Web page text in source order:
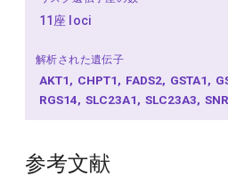
11座 loci
解析された遺伝子
AKT1 CHPT1 FADS2 GSTA1
RGS14 SLC23A1 SLC23A3
参考文献